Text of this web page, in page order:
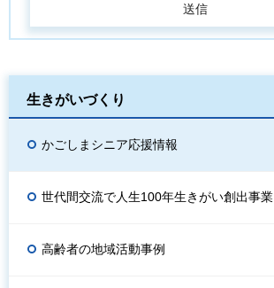
生きがいづくり
かごしまシニア応援情報
世代間交流で人生100年生きがい創出事業
高齢者の地域活動事例